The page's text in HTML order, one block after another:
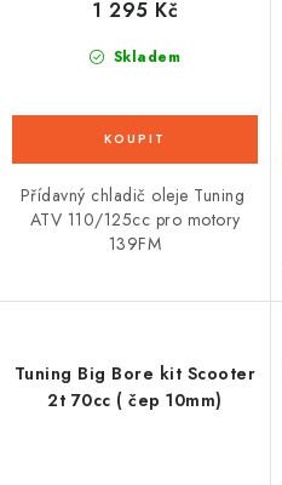
Skladem
1 295 Kč
Přídavný chladič oleje Tuning
ATV 110/125cc pro motory
139FM
Tuning Big Bore kit Scooter
2t 70cc ( čep 10mm)